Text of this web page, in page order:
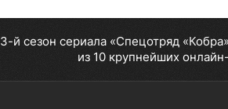
3-й сезон сериала «Спецотряд
из 10 крупнейших